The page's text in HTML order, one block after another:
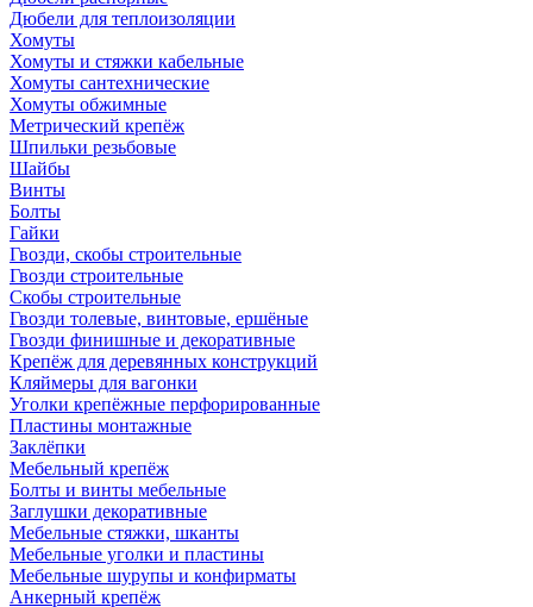
Дюбели для теплоизоляции
Хомуты
Хомуты и стяжки кабельные
Хомуты сантехнические
Хомуты обжимные
Метрический крепёж
Шпильки резьбовые
Шайбы
Винты
Болты
Гайки
Гвозди, скобы строительные
Гвозди строительные
Скобы строительные
Гвозди толевые, винтовые, ершёные
Гвозди финишные и декоративные
Крепёж для деревянных конструкций
Кляймеры для вагонки
Уголки крепёжные перфорированные
Пластины монтажные
Заклёпки
Мебельный крепёж
Болты и винты мебельные
Заглушки декоративные
Мебельные стяжки, шканты
Мебельные уголки и пластины
Мебельные шурупы и конфирматы
Анкерный крепёж